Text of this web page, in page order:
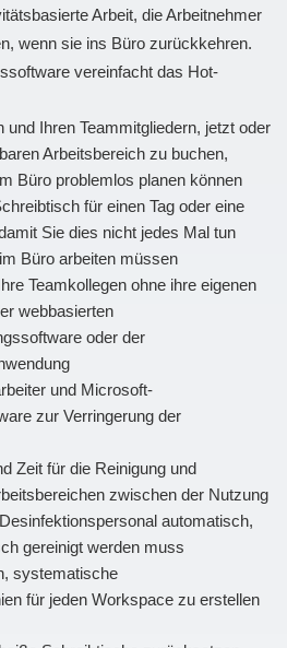
Arbeit, die Arbeitnehmer
wenn sie ins Büro zurückkehren.
vereinfacht das Hot-
und Ihren Teammitgliedern, jetzt oder
Arbeitsbereich zu buchen,
Büro problemlos planen können
für einen Tag oder eine
Sie dies nicht jedes Mal tun
Büro arbeiten müssen
Teamkollegen ohne ihre eigenen
webbasierten
oder der
und Microsoft-
zur Verringerung der
Zeit für die Reinigung und
zwischen der Nutzung
automatisch,
gereinigt werden muss
systematische
für jeden Workspace zu erstellen